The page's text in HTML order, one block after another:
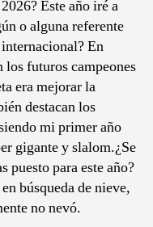
Este año iré a
o alguna referente
En
los futuros campeones
era mejorar la
destacan los
mi primer año
gigante y slalom.¿Se
puesto para este año?
búsqueda de nieve,
no nevó.